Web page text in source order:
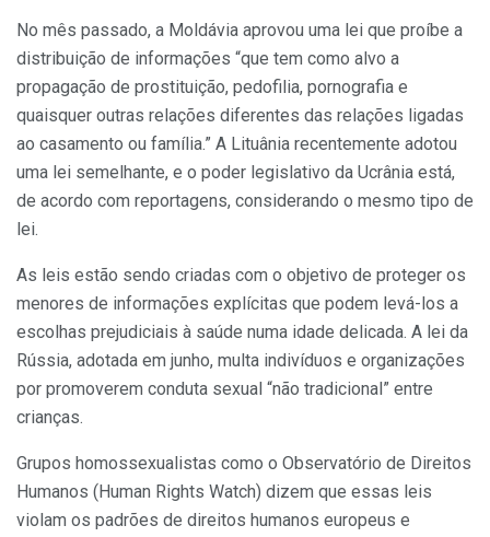
No mês passado, a Moldávia aprovou uma lei que proíbe a
distribuição de informações “que tem como alvo a
propagação de prostituição, pedofilia, pornografia e
quaisquer outras relações diferentes das relações ligadas
ao casamento ou família.” A Lituânia recentemente adotou
uma lei semelhante, e o poder legislativo da Ucrânia está,
de acordo com reportagens, considerando o mesmo tipo de
lei.
As leis estão sendo criadas com o objetivo de proteger os
menores de informações explícitas que podem levá-los a
escolhas prejudiciais à saúde numa idade delicada. A lei da
Rússia, adotada em junho, multa indivíduos e organizações
por promoverem conduta sexual “não tradicional” entre
crianças.
Grupos homossexualistas como o Observatório de Direitos
Humanos (Human Rights Watch) dizem que essas leis
violam os padrões de direitos humanos europeus e